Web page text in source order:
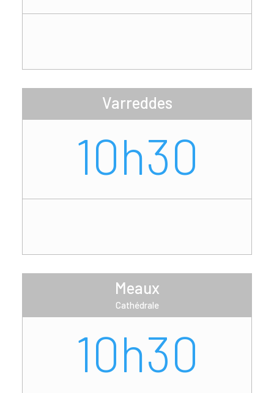
Varreddes
10h30
Meaux
Cathédrale
10h30